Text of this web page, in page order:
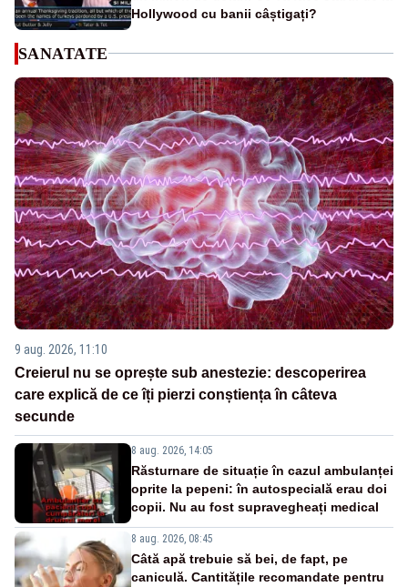
Hollywood cu banii câștigați?
SANATATE
9 aug. 2026, 11:10
Creierul nu se oprește sub anestezie: descoperirea
care explică de ce îți pierzi conștiența în câteva
secunde
8 aug. 2026, 14:05
Răsturnare de situație în cazul ambulanței
oprite la pepeni: în autospecială erau doi
copii. Nu au fost supravegheați medical
8 aug. 2026, 08:45
Câtă apă trebuie să bei, de fapt, pe
caniculă. Cantitățile recomandate pentru